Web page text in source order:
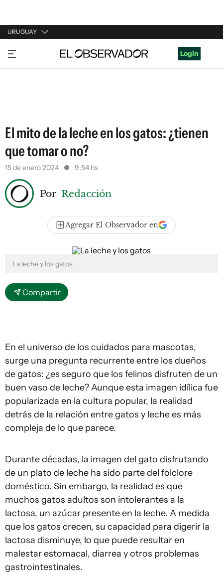
URUGUAY
URUGUAY
ARGENTINA
Login
El mito de la leche en los gatos: ¿tienen
que tomar o no?
15 de enero 2024 9:54 hs
Por Redacción
Agregar El Observador en
La leche y los gatos
Compartir
En el universo de los cuidados para mascotas,
surge una pregunta recurrente entre los dueños
de gatos: ¿es seguro que los felinos disfruten de un
buen vaso de leche? Aunque esta imagen idílica fue
popularizada en la cultura popular, la realidad
detrás de la relación entre gatos y leche es más
compleja de lo que parece.
Durante décadas, la imagen del gato disfrutando
de un plato de leche ha sido parte del folclore
doméstico. Sin embargo, la realidad es que
muchos gatos adultos son intolerantes a la
lactosa, un azúcar presente en la leche. A medida
que los gatos crecen, su capacidad para digerir la
lactosa disminuye, lo que puede resultar en
malestar estomacal, diarrea y otros problemas
gastrointestinales.